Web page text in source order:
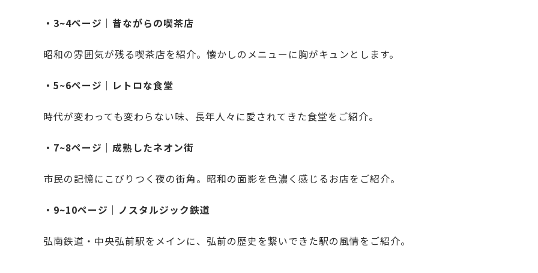
・3~4ページ｜昔ながらの喫茶店
昭和の雰囲気が残る喫茶店を紹介。懐かしのメニューに胸がキュンとします。
・5~6ページ｜レトロな食堂
時代が変わっても変わらない味、長年人々に愛されてきた食堂をご紹介。
・7~8ページ｜成熟したネオン街
市民の記憶にこびりつく夜の街角。昭和の面影を色濃く感じるお店をご紹介。
・9~10ページ｜ノスタルジック鉄道
弘南鉄道・中央弘前駅をメインに、弘前の歴史を繋いできた駅の風情をご紹介。